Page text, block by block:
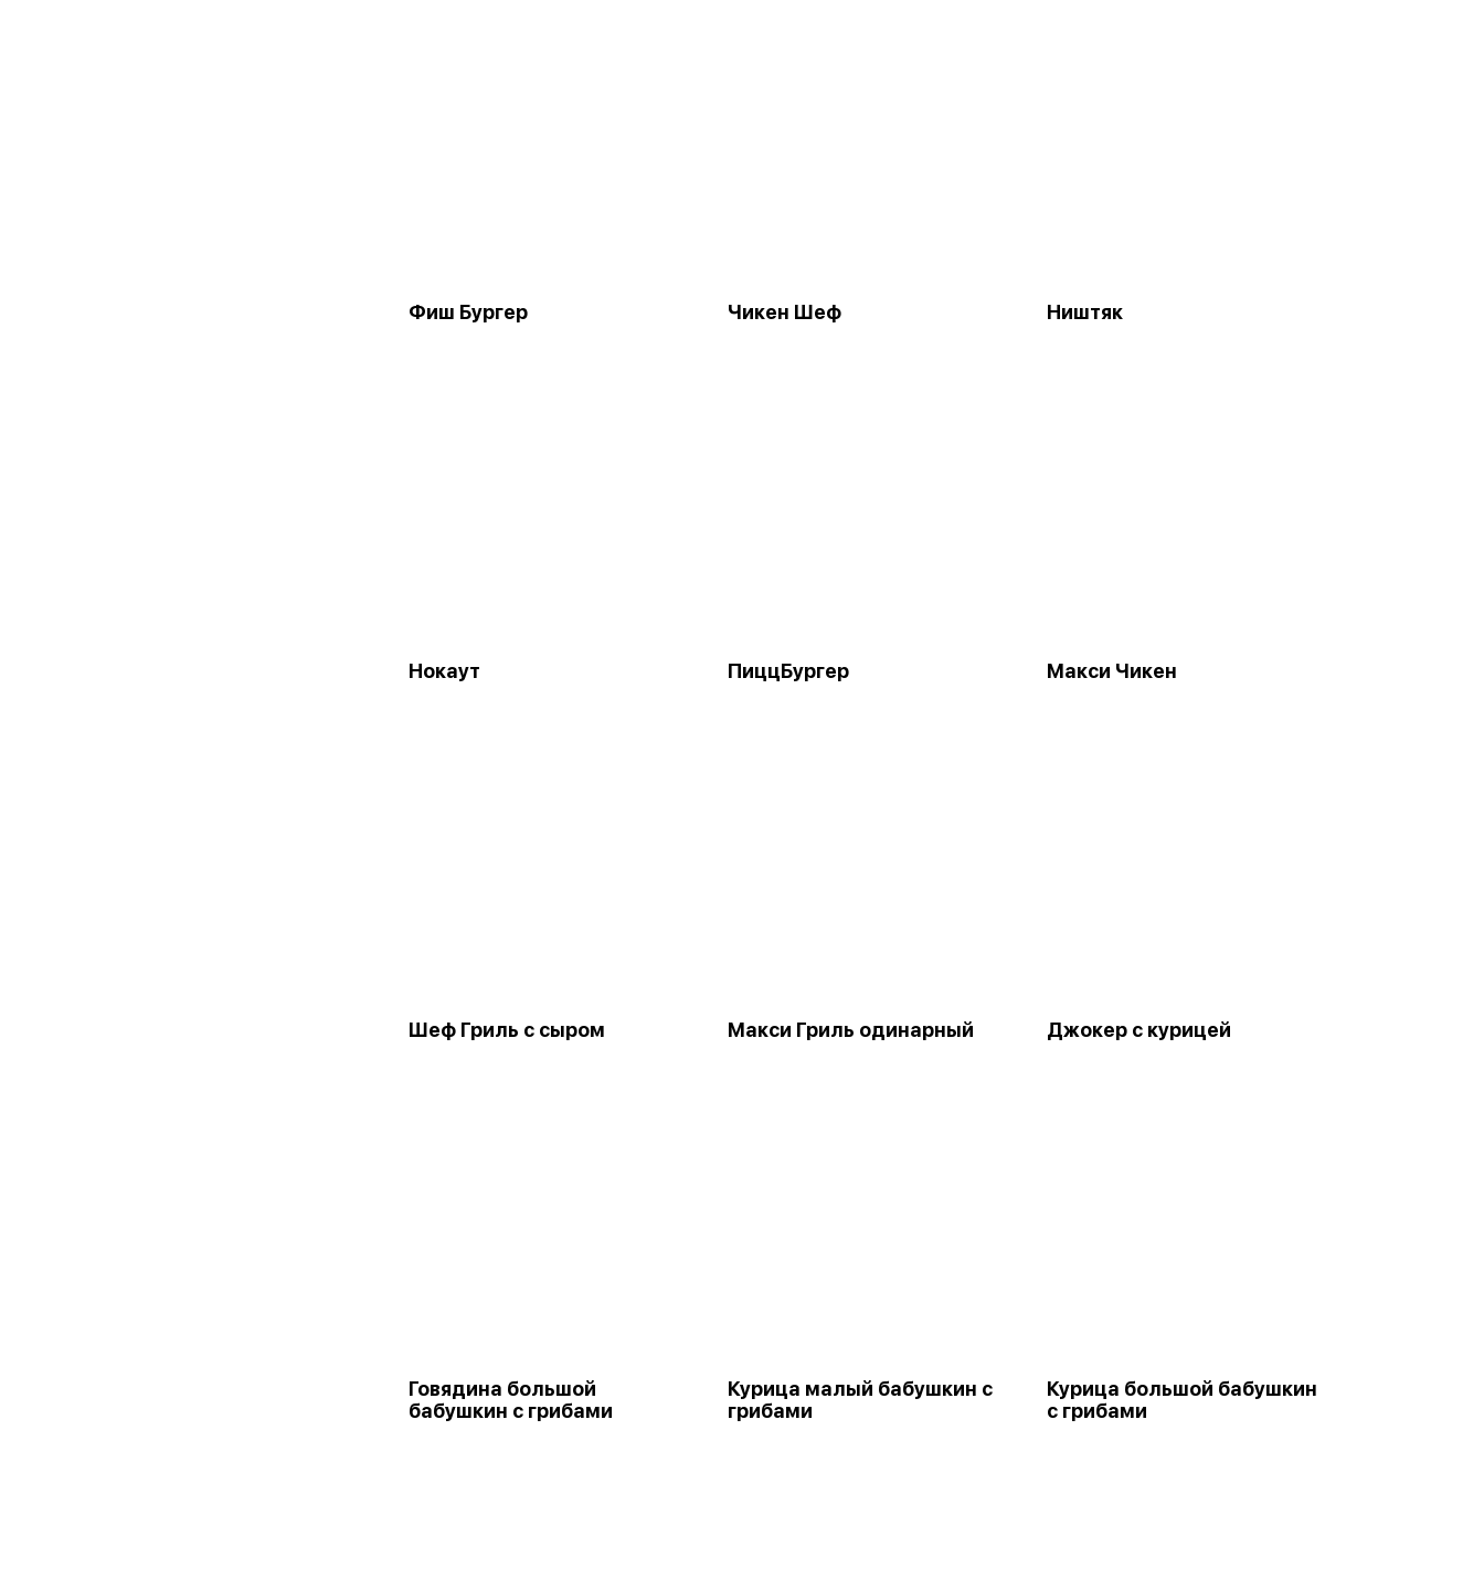
Фиш Бургер Чикен Шеф Ништяк
Нокаут ПиццБургер Макси Чикен
Шеф Гриль с сыром Макси Гриль одинарный Джокер с курицей
Говядина большой
бабушкин с грибами
Курица малый бабушкин с
грибами
Курица большой бабушкин
с грибами